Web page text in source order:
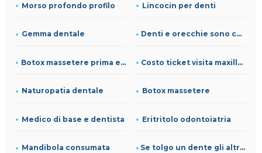
Morso profondo profilo Lincocin per denti
Gemma dentale Denti e orecchie sono collegati
Botox massetere prima e dopo Costo ticket visita maxillo facciale
Naturopatia dentale Botox massetere
Medico di base e dentista Eritritolo odontoiatria
Mandibola consumata Se tolgo un dente gli altri si allargano